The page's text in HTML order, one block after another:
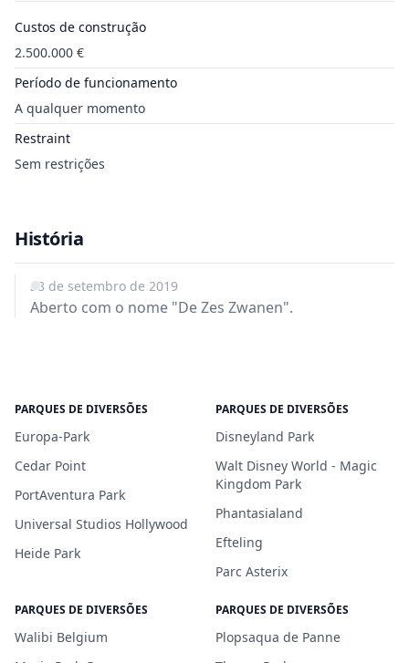
Custos de construção
2.500.000 €
Período de funcionamento
A qualquer momento
Restraint
Sem restrições
História
28 de setembro de 2019
Aberto com o nome "De Zes Zwanen".
PARQUES DE DIVERSÕES
Europa-Park
Cedar Point
PortAventura Park
Universal Studios Hollywood
Heide Park
PARQUES DE DIVERSÕES
Disneyland Park
Walt Disney World - Magic
Kingdom Park
Phantasialand
Efteling
Parc Asterix
PARQUES DE DIVERSÕES
Walibi Belgium
PARQUES DE DIVERSÕES
Plopsaqua de Panne